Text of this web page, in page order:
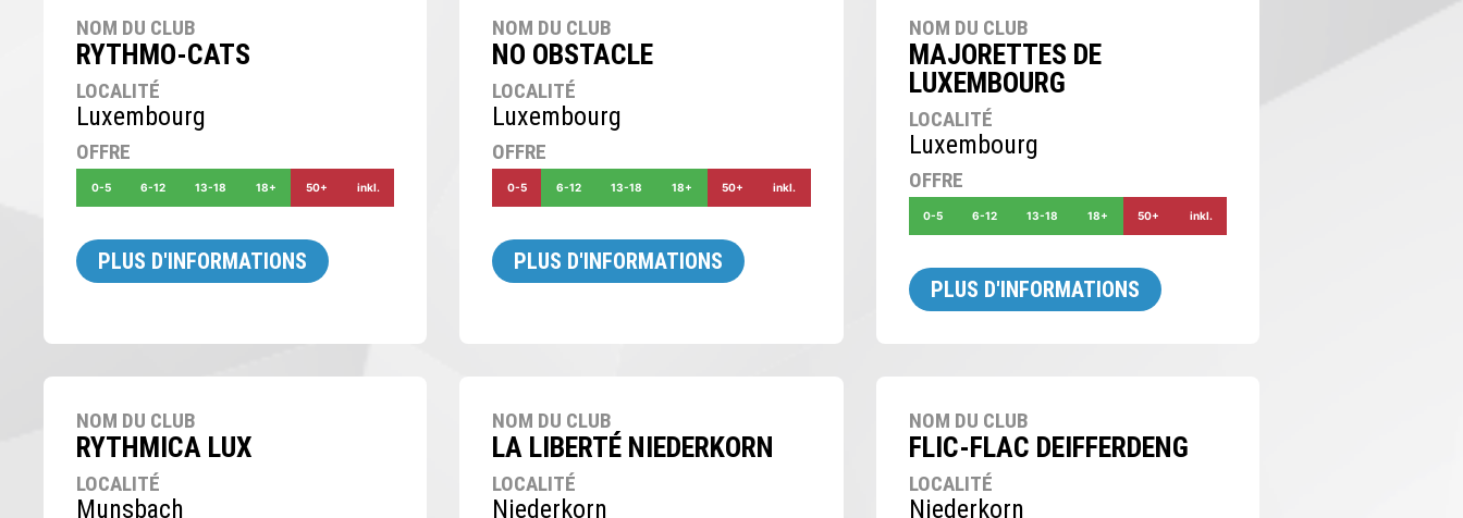
NOM DU CLUB
RYTHMO-CATS
LOCALITÉ
Luxembourg
OFFRE
0-5 6-12 13-18 18+ 50+ inkl.
PLUS D'INFORMATIONS
NOM DU CLUB
NO OBSTACLE
LOCALITÉ
Luxembourg
OFFRE
0-5 6-12 13-18 18+ 50+ inkl.
PLUS D'INFORMATIONS
NOM DU CLUB
MAJORETTES DE
LUXEMBOURG
LOCALITÉ
Luxembourg
OFFRE
0-5 6-12 13-18 18+ 50+ inkl.
PLUS D'INFORMATIONS
NOM DU CLUB
RYTHMICA LUX
LOCALITÉ
Munsbach
NOM DU CLUB
LA LIBERTÉ NIEDERKORN
LOCALITÉ
Niederkorn
NOM DU CLUB
FLIC-FLAC DEIFFERDENG
LOCALITÉ
Niederkorn